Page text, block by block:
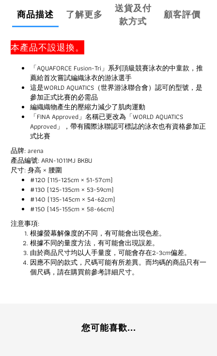
商品描述 了解更多
送貨及付
款方式
顧客評價
本產品不設退換。
「AQUAFORCE Fusion-Tri」系列頂級競賽泳衣的中童款，推
薦給首次嘗試編織泳衣的游泳選手
這是WORLD AQUATICS（世界游泳聯合會）認可的型號，是
參加正式比賽的必需品
編織織物產生的壓縮力減少了肌肉運動
「FINA Approved」名稱已更改為「WORLD AQUATICS
Approved」，帶有國際泳聯認可標誌的泳衣也有資格參加正
式比賽
品牌: arena
產品編號: ARN-1011MJ BKBU
尺寸: 身高 × 腰圍
#120 (115-125cm × 51-57cm)
#130 (125-135cm × 53-59cm)
#140 (135-145cm × 54-62cm)
#150 (145-155cm × 58-66cm)
注意事項:
根據螢幕解像度的不同，有可能會出現色差。
根據不同的量度方法，有可能會出現誤差。
由於商品尺寸均以人手量度，可能會存在2-3cm偏差。
因應不同的款式，尺碼可能有所差異。而均碼的商品只有一
個尺碼，請在購買前參考詳細尺寸。
您可能喜歡...